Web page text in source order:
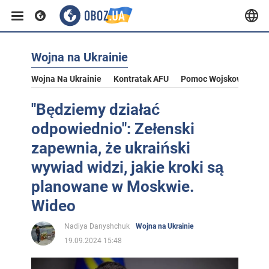
Wojna na Ukrainie
Wojna Na Ukrainie Kontratak AFU Pomoc Wojskowa Dla
"Będziemy działać
odpowiednio": Zełenski
zapewnia, że ukraiński
wywiad widzi, jakie kroki są
planowane w Moskwie.
Wideo
Nadiya Danyshchuk
Wojna na Ukrainie
19.09.2024 15:48